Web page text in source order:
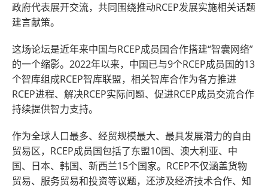
政府代表展开交流，共同围绕推动RCEP发展实施相关话题
建言献策。
这场论坛是近年来中国与RCEP成员国合作搭建“智囊网络”
的一个缩影。2022年以来，中国已与9个RCEP成员国的13
个智库组成RCEP智库联盟，相关智库合作为各方推进
RCEP进程、解决RCEP实际问题、促进RCEP成员交流合作
持续提供智力支持。
作为全球人口最多、经贸规模最大、最具发展潜力的自由
贸易区，RCEP成员国包括了东盟10国、澳大利亚、中
国、日本、韩国、新西兰15个国家。RCEP不仅涵盖货物
贸易、服务贸易和投资等议题，还涉及经济技术合作、知